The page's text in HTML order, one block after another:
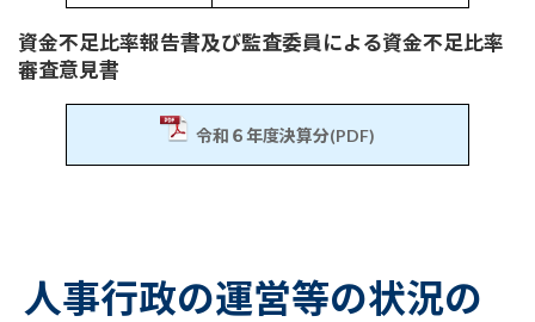
資金不足比率報告書及び監査委員による資金不足比率
審査意見書
令和６年度決算分(PDF)
人事行政の運営等の状況の